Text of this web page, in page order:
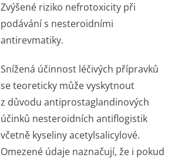
Zvýšené riziko nefrotoxicity při
podávání s nesteroidními
antirevmatiky.
Snížená účinnost léčivých přípravků
se teoreticky může vyskytnout
z důvodu antiprostaglan­dinových
účinků nesteroidních antiflogistik
včetně kyseliny acetylsalicylové.
Omezené údaje naznačují, že i pokud